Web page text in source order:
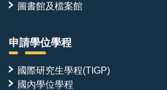
圖書館及檔案館
申請學位學程
國際研究生學程(TIGP)
國內學位學程